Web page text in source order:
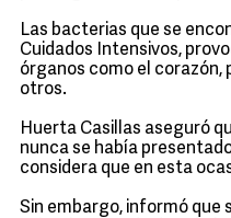
Las bacterias que se
Cuidados Intensivos,
órganos como el corazón,
otros.
Huerta Casillas aseguró
nunca se había
considera que en esta
Sin embargo, informó que